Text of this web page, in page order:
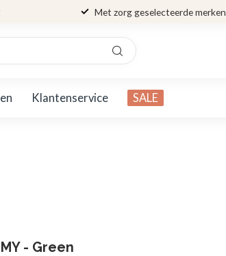
Met zorg geselecteerde merken
Klantenservice SALE
- Green